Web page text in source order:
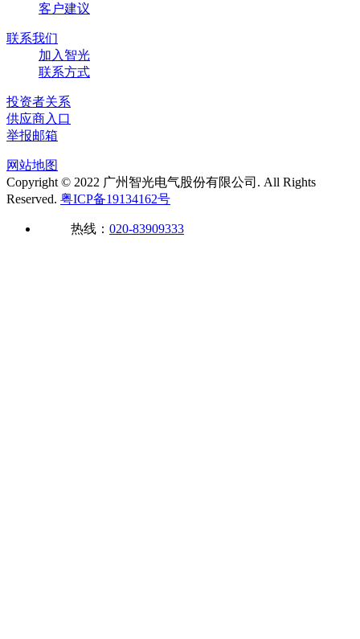
客户建议
联系我们
加入智光
联系方式
投资者关系
供应商入口
举报邮箱
网站地图
Copyright © 2022 广州智光电气股份有限公司. All Rights
Reserved. 粤ICP备19134162号
热线： 020-83909333